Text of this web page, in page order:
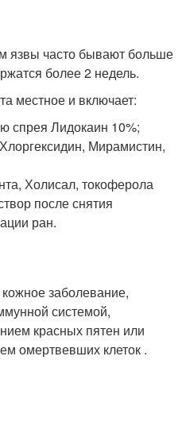
язвы часто бывают больше
более 2 недель.
местное и включает:
спрея Лидокаин 10%;
Мирамистин,
Холисал, токоферола
после снятия
ран.
заболевание,
системой,
красных пятен или
омертвевших клеток .